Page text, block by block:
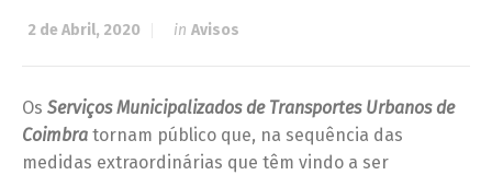
2 de Abril, 2020 in Avisos
Os Serviços Municipalizados de Transportes Urbanos de
Coimbra tornam público que, na sequência das
medidas extraordinárias que têm vindo a ser